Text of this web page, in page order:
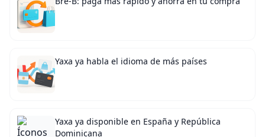
Yaxa ya habla el idioma de más países
Yaxa ya disponible en España y República
Dominicana